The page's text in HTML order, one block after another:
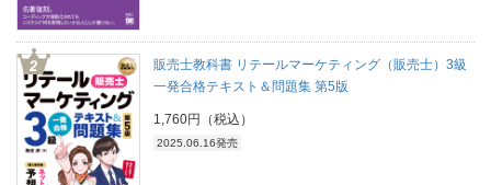
販売士教科書 リテールマーケティング（販売士）3級
一発合格テキスト＆問題集 第5版
1,760円（税込）
2025.06.16発売